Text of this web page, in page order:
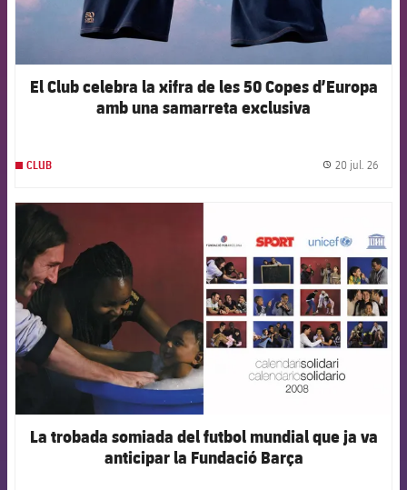
El Club celebra la xifra de les 50 Copes d’Europa
amb una samarreta exclusiva
CLUB 20 jul. 26
La trobada somiada del futbol mundial que ja va
anticipar la Fundació Barça